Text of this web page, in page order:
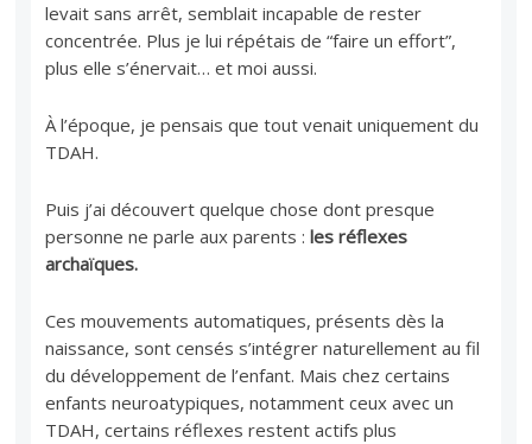
levait sans arrêt, semblait incapable de rester
concentrée. Plus je lui répétais de “faire un effort”,
plus elle s’énervait… et moi aussi.
À l’époque, je pensais que tout venait uniquement du
TDAH.
Puis j’ai découvert quelque chose dont presque
personne ne parle aux parents :les réflexes
archaïques.
Ces mouvements automatiques, présents dès la
naissance, sont censés s’intégrer naturellement au fil
du développement de l’enfant. Mais chez certains
enfants neuroatypiques, notamment ceux avec un
TDAH, certains réflexes restent actifs plus